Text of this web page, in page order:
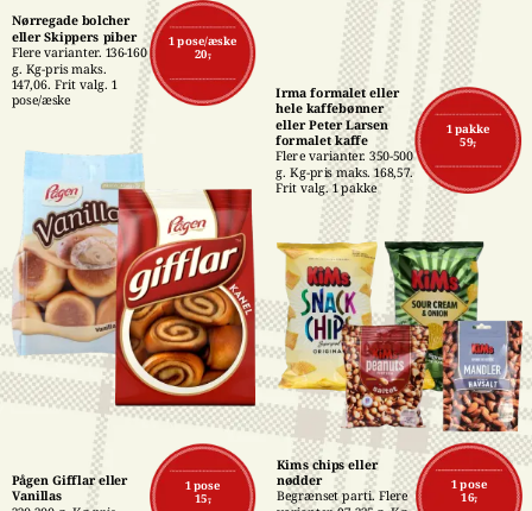
1 pakke
59,-
Irma formalet eller
hele kaffebønner
eller Peter Larsen
formalet kaffe
Flere varianter. 350-500
g. Kg-pris maks. 168,57.
Frit valg. 1 pakke
1 pose/æske
20,-
Nørregade bolcher
eller Skippers piber
Flere varianter. 136-160
g. Kg-pris maks.
147,06. Frit valg. 1
pose/æske
1 pose
15,-
Pågen Gifflar eller
Vanillas
1 pose
16,-
Kims chips eller
nødder
Begrænset parti. Flere